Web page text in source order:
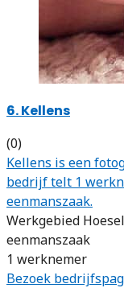
6. Kellens
(0)
Kellens is een
bedrijf telt 1
eenmanszaak.
Werkgebied
eenmanszaak
1 werknemer
Bezoek